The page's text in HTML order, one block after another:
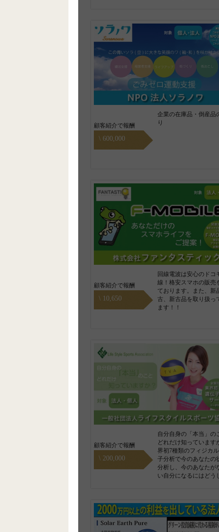
企業の在庫品・倒産品
り
\ 600,000
顧客紹介で報酬
回線電波は安心のドコ
線！格安スマホの販売
ております。また、新
古、新古品を取り扱っ
ます！！
\ 10,650
顧客紹介で報酬
自分自身の「本当」の
どれだけ知っています
界初7種類のフィジカ
子分析で今のあなたの
分析し、今のあなたが
い自分になるにはどう
\ 200,000
顧客紹介で報酬